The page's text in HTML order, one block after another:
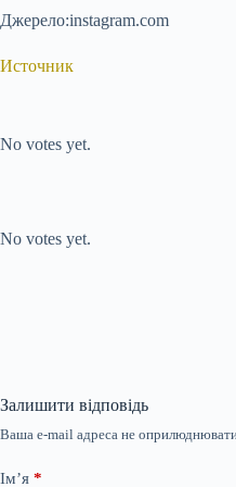
Джерело:instagram.com
Источник
No votes yet.
No votes yet.
Залишити відповідь
Ваша e-mail адреса не
Ім’я *